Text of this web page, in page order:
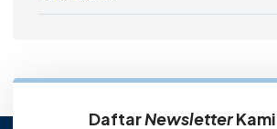
DaftarNewsletterKami